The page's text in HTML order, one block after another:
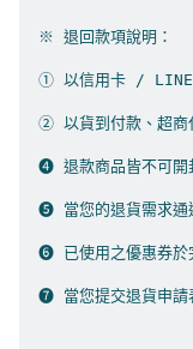
※ 退回款項說明：
① 以信用卡 / LINE
② 以貨到付款、超商
➍ 退款商品皆不可開
➎ 當您的退貨需求
➏ 已使用之優惠券於
➐ 當您提交退貨申請